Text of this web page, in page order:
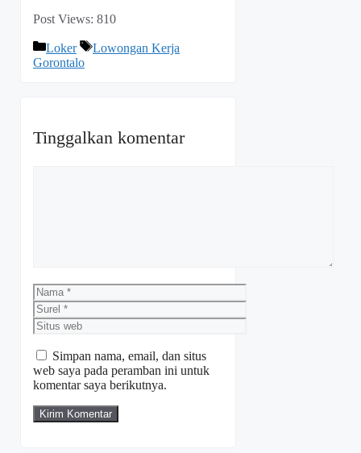
Post Views: 810
Kategori
Loker Tag
Lowongan Kerja
Gorontalo
Tinggalkan komentar
Nama
Surel
Situs
web
Simpan nama, email, dan situs
web saya pada peramban ini untuk
komentar saya berikutnya.